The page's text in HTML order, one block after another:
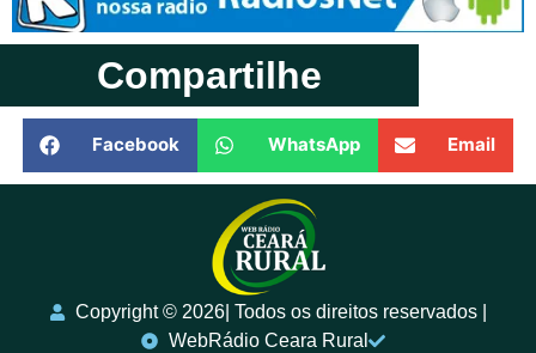
Compartilhe
Facebook WhatsApp Email
Copyright ©️ 2026| Todos os direitos reservados |
WebRádio Ceara Rural